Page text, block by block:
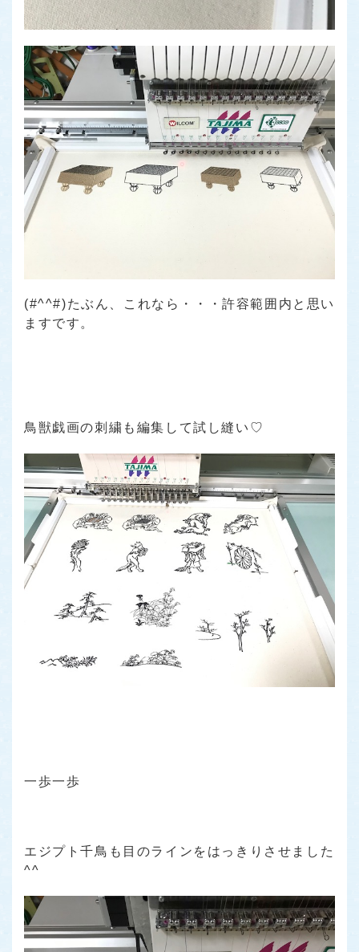
(#^^#)たぶん、これなら・・・許容範囲内と思い
ますです。
鳥獣戯画の刺繍も編集して試し縫い♡
一歩一歩
エジプト千鳥も目のラインをはっきりさせました
^^